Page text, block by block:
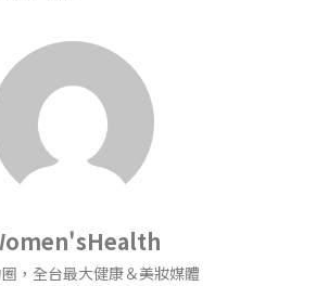
，全台最大健康＆美妝媒體